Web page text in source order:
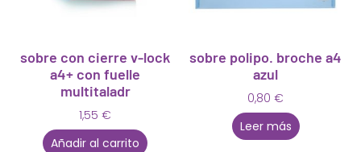
sobre con cierre v-lock
a4+ con fuelle
multitaladr
1,55€
Añadir al carrito
sobre polipo. broche a4
azul
0,80€
Leer más